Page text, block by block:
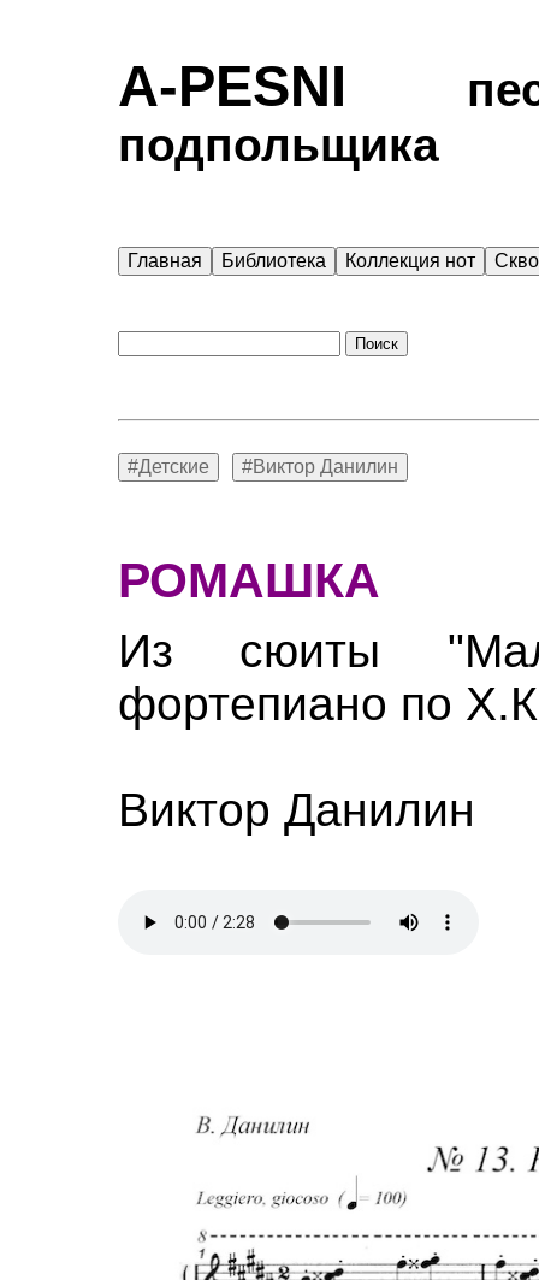
A-PESNI
подпольщика
Главная Библиотека Коллекция нот
#Детские #Виктор Данилин
РОМАШКА
Из сюиты
фортепиано по
Виктор Данилин